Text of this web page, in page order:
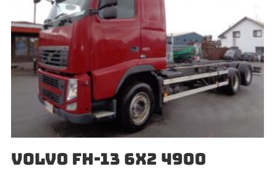
VOLVO FH-13 6X2 4900